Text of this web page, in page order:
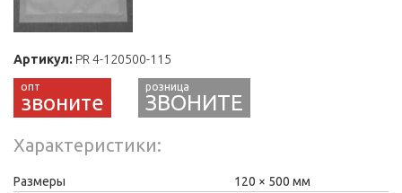
Артикул: PR 4-120500-115
звоните ЗВОНИТЕ
Характеристики
Размеры 120
500 мм